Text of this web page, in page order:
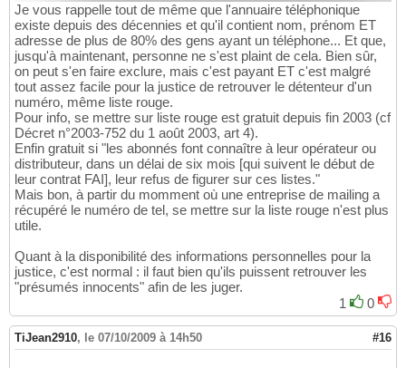
Je vous rappelle tout de même que l'annuaire téléphonique
existe depuis des décennies et qu'il contient nom, prénom ET
adresse de plus de 80% des gens ayant un téléphone... Et que,
jusqu'à maintenant, personne ne s'est plaint de cela. Bien sûr,
on peut s'en faire exclure, mais c'est payant ET c'est malgré
tout assez facile pour la justice de retrouver le détenteur d'un
numéro, même liste rouge.
Pour info, se mettre sur liste rouge est gratuit depuis fin 2003 (cf
Décret n°2003-752 du 1 août 2003, art 4).
Enfin gratuit si "les abonnés font connaître à leur opérateur ou
distributeur, dans un délai de six mois [qui suivent le début de
leur contrat FAI], leur refus de figurer sur ces listes."
Mais bon, à partir du momment où une entreprise de mailing a
récupéré le numéro de tel, se mettre sur la liste rouge n'est plus
utile.
Quant à la disponibilité des informations personnelles pour la
justice, c'est normal : il faut bien qu'ils puissent retrouver les
"présumés innocents" afin de les juger.
1
0
TiJean2910, le 07/10/2009 à 14h50 #16